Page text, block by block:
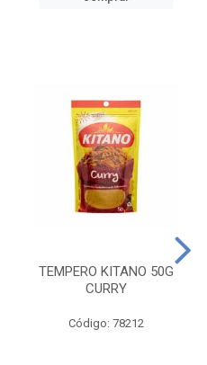
TEMPERO KITANO 50G
CURRY
Código: 78212